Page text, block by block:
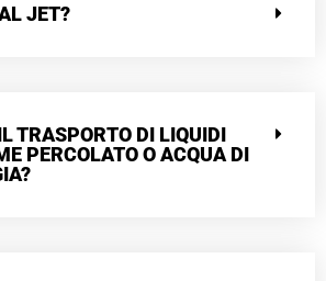
JET?
TRASPORTO DI LIQUIDI
PERCOLATO O ACQUA DI